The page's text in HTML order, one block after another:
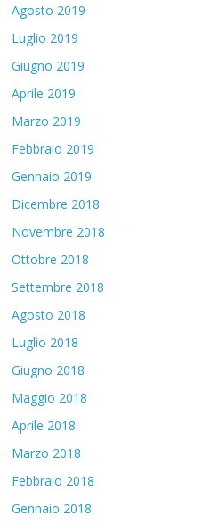
Agosto 2019
Luglio 2019
Giugno 2019
Aprile 2019
Marzo 2019
Febbraio 2019
Gennaio 2019
Dicembre 2018
Novembre 2018
Ottobre 2018
Settembre 2018
Agosto 2018
Luglio 2018
Giugno 2018
Maggio 2018
Aprile 2018
Marzo 2018
Febbraio 2018
Gennaio 2018